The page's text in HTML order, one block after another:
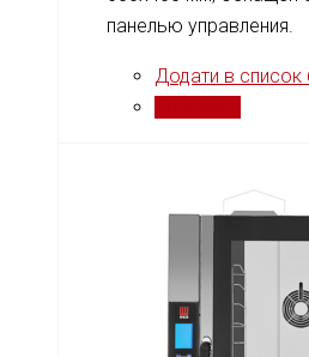
панелью управления.
Додати в